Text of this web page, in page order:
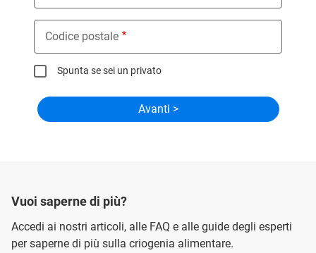
Codice postale
Spunta se sei un privato
Vuoi saperne di più?
Accedi ai nostri articoli, alle FAQ e alle guide degli esperti
per saperne di più sulla criogenia alimentare.